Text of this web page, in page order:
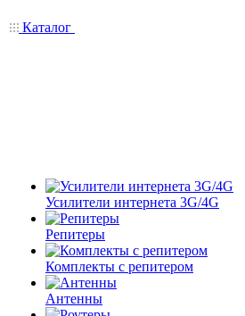
Каталог
Усилители интернета 3G/4G
Репитеры
Комплекты с репитером
Антенны